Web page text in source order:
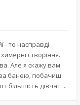
- то насправді
створіння.
Але я скажу вам
за банею, побачиш
більшість дівчат ...